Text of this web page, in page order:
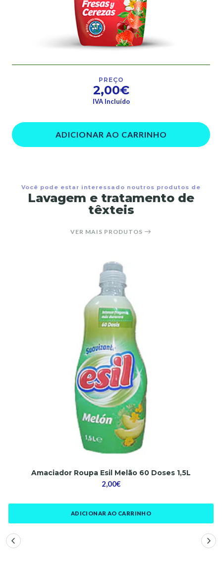
PREÇO
2,00€
IVA Incluído
ADICIONAR AO CARRINHO
Você pode estar interessado noutros produtos de
Lavagem e tratamento de
têxteis
VER MAIS PRODUTOS
Amaciador Roupa Esil Melão 60 Doses 1,5L
2,00€
ADICIONAR AO CARRINHO